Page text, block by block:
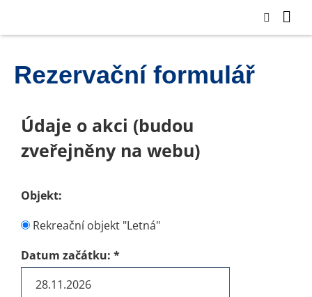
Rezervační formulář
Údaje o akci (budou
zveřejněny na webu)
Objekt:
Rekreační objekt "Letná"
Datum začátku: *